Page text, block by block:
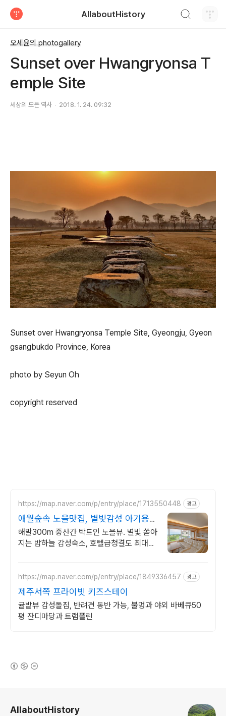
AllaboutHistory
오세윤의 photogallery
Sunset over Hwangryonsa T
emple Site
세상의 모든 역사 2018. 1. 24. 09:32
Sunset over Hwangryonsa Temple Site, Gyeongju, Gyeon
gsangbukdo Province, Korea
photo by Seyun Oh
copyright reserved
https://map.naver.com/p/entry/place/1713550448 광고
애월숲속 노을맛집, 별빛감성 아기용품
완벽구비, 대가족
해발300m 중산간 탁트인 노을뷰. 별빛 쏟아
지는 밤하늘 감성숙소, 호텔급청결도 최대
https://map.naver.com/p/entry/place/1849336457 광고
제주서쪽 프라이빗 키즈스테이
귤밭뷰 감성돌집, 반려견 동반 가능, 불멍과 야외 바베큐50
평 잔디마당과 트램폴린
AllaboutHistory